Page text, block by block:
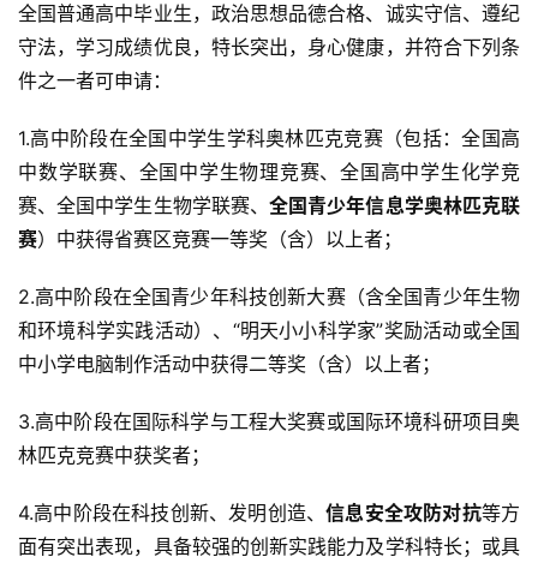
全国普通高中毕业生，政治思想品德合格、诚实守信、遵纪
守法，学习成绩优良，特长突出，身心健康，并符合下列条
件之一者可申请：
1.高中阶段在全国中学生学科奥林匹克竞赛（包括：全国高
中数学联赛、全国中学生物理竞赛、全国高中学生化学竞
赛、全国中学生生物学联赛、全国青少年信息学奥林匹克联
赛）中获得省赛区竞赛一等奖（含）以上者；
2.高中阶段在全国青少年科技创新大赛（含全国青少年生物
和环境科学实践活动）、“明天小小科学家”奖励活动或全国
中小学电脑制作活动中获得二等奖（含）以上者；
3.高中阶段在国际科学与工程大奖赛或国际环境科研项目奥
林匹克竞赛中获奖者；
4.高中阶段在科技创新、发明创造、信息安全攻防对抗等方
面有突出表现，具备较强的创新实践能力及学科特长；或具